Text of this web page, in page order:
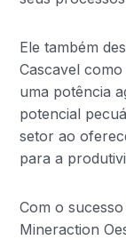
Ele também
Cascavel
uma potência
potencial
setor ao
para a
Com o
Mineraction